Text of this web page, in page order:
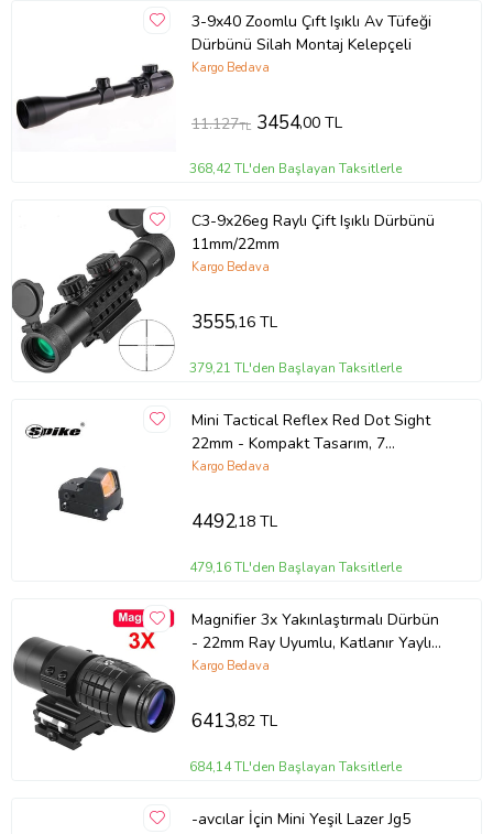
3-9x40 Zoomlu Çıft Işıklı Av Tüfeği
Dürbünü Silah Montaj Kelepçeli
Kargo Bedava
11.127TL 3454,00 TL
368,42 TL'den Başlayan Taksitlerle
C3-9x26eg Raylı Çift Işıklı Dürbünü
11mm/22mm
Kargo Bedava
3555,16 TL
379,21 TL'den Başlayan Taksitlerle
Mini Tactical Reflex Red Dot Sight
22mm - Kompakt Tasarım, 7
Kademeli Aydınlatma
Kargo Bedava
4492,18 TL
479,16 TL'den Başlayan Taksitlerle
Magnifier 3x Yakınlaştırmalı Dürbün
- 22mm Ray Uyumlu, Katlanır Yaylı
Ayaklı
Kargo Bedava
6413,82 TL
684,14 TL'den Başlayan Taksitlerle
-avcılar İçin Mini Yeşil Lazer Jg5